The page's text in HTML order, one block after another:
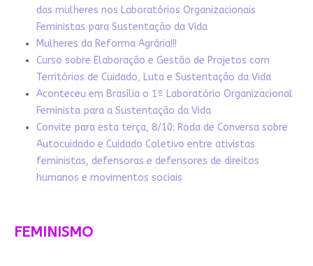
das mulheres nos Laboratórios Organizacionais
Feministas para Sustentação da Vida
Mulheres da Reforma Agrária!!!
Curso sobre Elaboração e Gestão de Projetos com
Territórios de Cuidado, Luta e Sustentação da Vida
Aconteceu em Brasília o 1º Laboratório Organizacional
Feminista para a Sustentação da Vida
Convite para esta terça, 8/10: Roda de Conversa sobre
Autocuidado e Cuidado Coletivo entre ativistas
feministas, defensoras e defensores de direitos
humanos e movimentos sociais
FEMINISMO